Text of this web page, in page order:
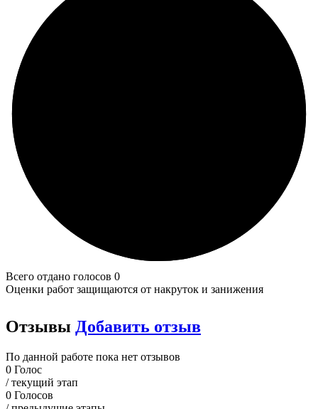
Всего отдано голосов 0
Оценки работ защищаются от накруток и занижения
Отзывы Добавить отзыв
По данной работе пока нет отзывов
0 Голос
/ текущий этап
0 Голосов